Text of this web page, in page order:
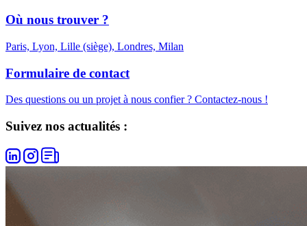
Où nous trouver ?
Paris, Lyon, Lille (siège), Londres, Milan
Formulaire de contact
Des questions ou un projet à nous confier ? Contactez-nous !
Suivez nos actualités :